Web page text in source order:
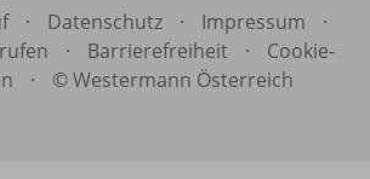
· Datenschutz · Impressum
·
· Barrierefreiheit ·
Cookie-
· © Westermann Österreich